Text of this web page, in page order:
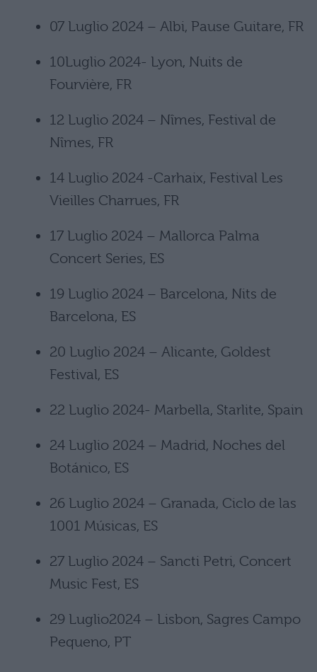
07 Luglio 2024 – Albi, Pause Guitare, FR
10Luglio 2024- Lyon, Nuits de
Fourvière, FR
12 Luglio 2024 – Nîmes, Festival de
Nîmes, FR
14 Luglio 2024 -Carhaix, Festival Les
Vieilles Charrues, FR
17 Luglio 2024 – Mallorca Palma
Concert Series, ES
19 Luglio 2024 – Barcelona, Nits de
Barcelona, ES
20 Luglio 2024 – Alicante, Goldest
Festival, ES
22 Luglio 2024- Marbella, Starlite, Spain
24 Luglio 2024 – Madrid, Noches del
Botánico, ES
26 Luglio 2024 – Granada, Ciclo de las
1001 Músicas, ES
27 Luglio 2024 – Sancti Petri, Concert
Music Fest, ES
29 Luglio2024 – Lisbon, Sagres Campo
Pequeno, PT